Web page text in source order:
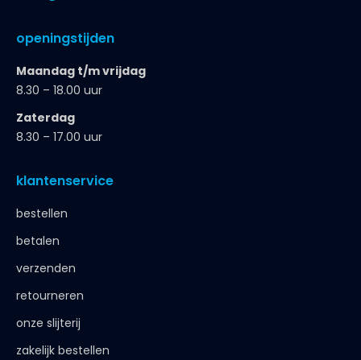
openingstijden
Maandag t/m vrijdag
8.30 – 18.00 uur
Zaterdag
8.30 – 17.00 uur
klantenservice
bestellen
betalen
verzenden
retourneren
onze slijterij
zakelijk bestellen